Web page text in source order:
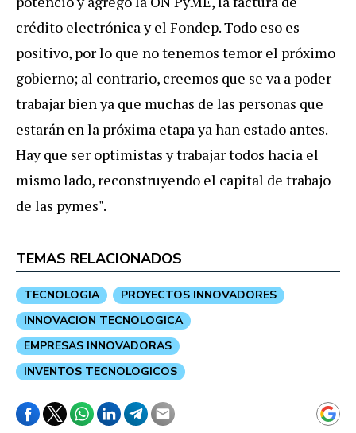
crédito electrónica y el Fondep. Todo eso es
positivo, por lo que no tenemos temor el próximo
gobierno; al contrario, creemos que se va a poder
trabajar bien ya que muchas de las personas que
estarán en la próxima etapa ya han estado antes.
Hay que ser optimistas y trabajar todos hacia el
mismo lado, reconstruyendo el capital de trabajo
de las pymes".
TEMAS RELACIONADOS
TECNOLOGIA
PROYECTOS INNOVADORES
INNOVACION TECNOLOGICA
EMPRESAS INNOVADORAS
INVENTOS TECNOLOGICOS